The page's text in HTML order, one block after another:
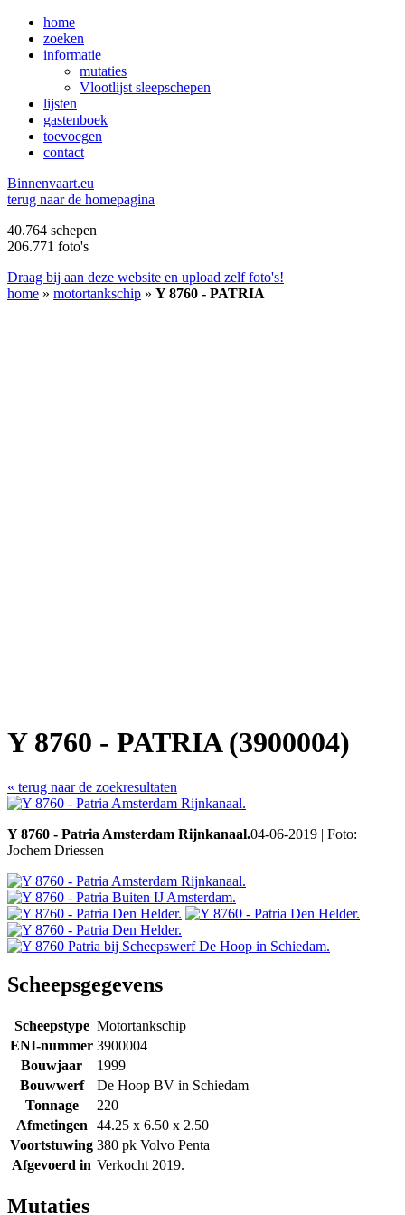
home
zoeken
informatie
mutaties
Vlootlijst sleepschepen
lijsten
gastenboek
toevoegen
contact
Binnenvaart.eu
terug naar de homepagina
40.764 schepen
206.771 foto's
Draag bij aan deze website en upload zelf foto's!
home » motortankschip » Y 8760 - PATRIA
Y 8760 - PATRIA (3900004)
« terug naar de zoekresultaten
Y 8760 - Patria Amsterdam Rijnkanaal.04-06-2019 | Foto:
Jochem Driessen
Scheepsgegevens
Scheepstype Motortankschip
ENI-nummer 3900004
Bouwjaar
1999
Bouwwerf
De Hoop BV in Schiedam
Tonnage
220
Afmetingen
44.25 x 6.50 x 2.50
Voortstuwing 380 pk Volvo Penta
Afgevoerd in Verkocht 2019.
Mutaties